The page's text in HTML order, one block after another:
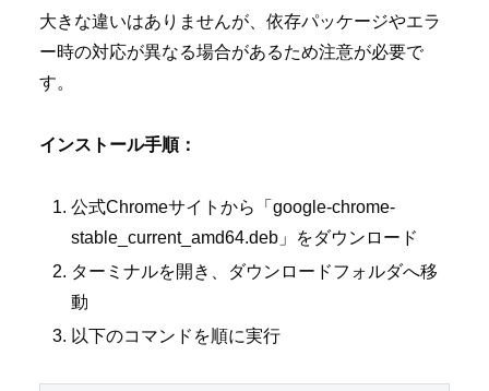
大きな違いはありませんが、依存パッケージやエラ
ー時の対応が異なる場合があるため注意が必要で
す。
インストール手順：
公式Chromeサイトから「google-chrome-
stable_current_amd64.deb」をダウンロード
ターミナルを開き、ダウンロードフォルダへ移
動
以下のコマンドを順に実行